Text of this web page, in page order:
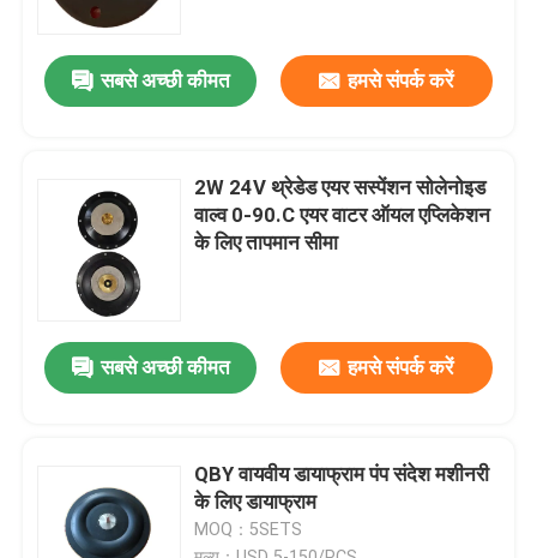
हमारे बारे में
कारखाने का दौरा
समाचार
उद्धरण मांगें
वाल्व रबर डायाफ्राम
सबसे अच्छी कीमत हमसे संपर्क करें
2W 24V थ्रेडेड एयर सस्पेंशन सोलेनोइड
वाल्व 0-90.C एयर वाटर ऑयल एप्लिकेशन
के लिए तापमान सीमा
सबसे अच्छी कीमत हमसे संपर्क करें
QBY वायवीय डायाफ्राम पंप संदेश मशीनरी
के लिए डायाफ्राम
MOQ：5SETS